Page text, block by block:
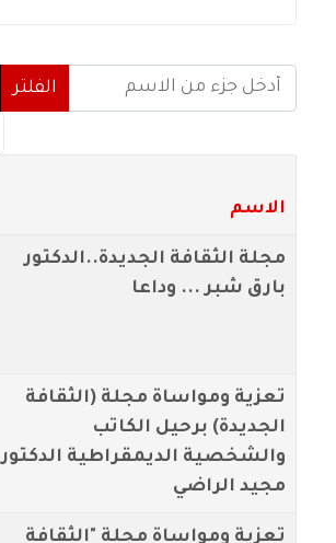
أدخل جزء من الاسم
الفلتر
الاسم
مجلة الثقافة الجديدة..الدكتور
بارق شبر ... وداعا
تعزية ومواساة مجلة (الثقافة
الجديدة) برحيل الكاتب
والشخصية الديمقراطية الدكتور
مجيد الراضي
تعزية ومواساة مجلة "الثقافة